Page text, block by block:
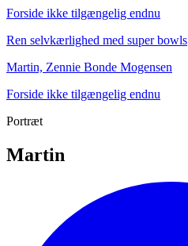
Forside ikke tilgængelig endnu
Ren selvkærlighed med super bowls
Martin, Zennie Bonde Mogensen
Forside ikke tilgængelig endnu
Portræt
Martin